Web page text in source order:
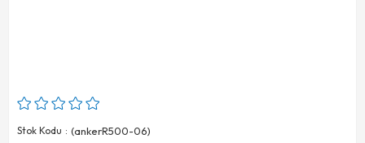
Stok Kodu
(ankerR500-06)